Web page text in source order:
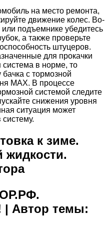
на место ремонта,
движение колес. Во-
подъемнике убедитесь
а также проверьте
штуцеров.
для прокачки
в норме, то
с тормозной
MAX. В процессе
системой следите
снижения уровня
ситуация может
к зиме.
жидкости.
| Автор темы: